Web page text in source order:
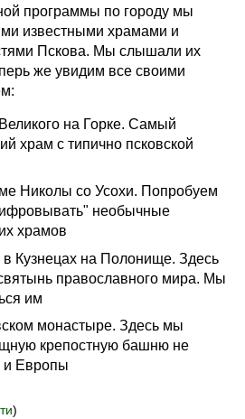
программы по городу мы
известными храмами и
Пскова. Мы слышали их
же увидим все своими
на Горке. Самый
храм с типично псковской
Николы со Усохи. Попробуем
необычные
храмов
в Кузнецах на Полонище. Здесь
православного мира. Мы
им
монастыре. Здесь мы
крепостную башню не
и Европы
)